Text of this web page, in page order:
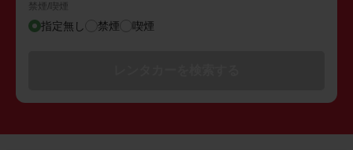
禁煙/喫煙
指定無し 禁煙 喫煙